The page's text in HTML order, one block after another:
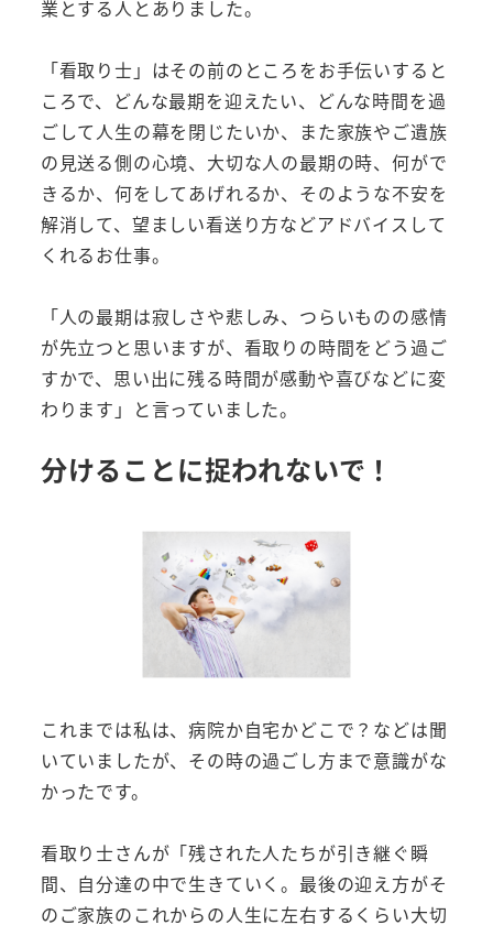
業とする人とありました。
「看取り士」はその前のところをお手伝いすると
ころで、どんな最期を迎えたい、どんな時間を過
ごして人生の幕を閉じたいか、また家族やご遺族
の見送る側の心境、大切な人の最期の時、何がで
きるか、何をしてあげれるか、そのような不安を
解消して、望ましい看送り方などアドバイスして
くれるお仕事。
「人の最期は寂しさや悲しみ、つらいものの感情
が先立つと思いますが、看取りの時間をどう過ご
すかで、思い出に残る時間が感動や喜びなどに変
わります」と言っていました。
分けることに捉われないで！
これまでは私は、病院か自宅かどこで？などは聞
いていましたが、その時の過ごし方まで意識がな
かったです。
看取り士さんが「残された人たちが引き継ぐ瞬
間、自分達の中で生きていく。最後の迎え方がそ
のご家族のこれからの人生に左右するくらい大切